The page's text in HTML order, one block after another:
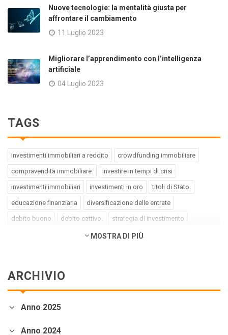
Nuove tecnologie: la mentalità giusta per
affrontare il cambiamento
11 Luglio 2023
Migliorare l’apprendimento con l’intelligenza
artificiale
04 Luglio 2023
TAGS
investimenti immobiliari a reddito crowdfunding immobiliare
compravendita immobiliare. investire in tempi di crisi
investimenti immobiliari investimenti in oro titoli di Stato.
educazione finanziaria diversificazione delle entrate
debito buono debito cattivo. strategia di investimento
errori dell'investitore
crowdfunding. azioni sottovalutate
sistema bancario
MOSTRA DI PIÙ
ARCHIVIO
Anno 2025
Anno 2024